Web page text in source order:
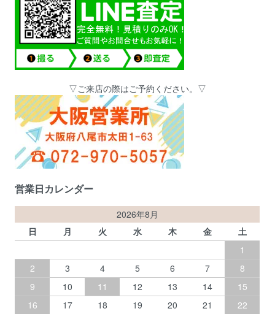
▽ご来店の際はご予約ください。▽
営業日カレンダー
2026年8月
日
月 火 水 木 金
土
1
2
3 4 5 6 7
8
9
10 11 12 13 14
15
16
17 18 19 20 21
22